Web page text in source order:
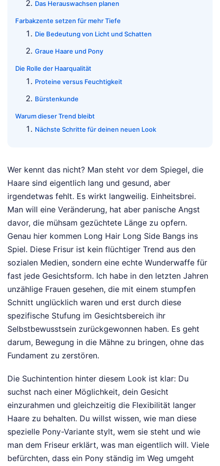
Das Herauswachsen planen
Farbakzente setzen für mehr Tiefe
Die Bedeutung von Licht und Schatten
Graue Haare und Pony
Die Rolle der Haarqualität
Proteine versus Feuchtigkeit
Bürstenkunde
Warum dieser Trend bleibt
Nächste Schritte für deinen neuen Look
Wer kennt das nicht? Man steht vor dem Spiegel, die
Haare sind eigentlich lang und gesund, aber
irgendetwas fehlt. Es wirkt langweilig. Einheitsbrei.
Man will eine Veränderung, hat aber panische Angst
davor, die mühsam gezüchtete Länge zu opfern.
Genau hier kommen Long Hair Long Side Bangs ins
Spiel. Diese Frisur ist kein flüchtiger Trend aus den
sozialen Medien, sondern eine echte Wunderwaffe für
fast jede Gesichtsform. Ich habe in den letzten Jahren
unzählige Frauen gesehen, die mit einem stumpfen
Schnitt unglücklich waren und erst durch diese
spezifische Stufung im Gesichtsbereich ihr
Selbstbewusstsein zurückgewonnen haben. Es geht
darum, Bewegung in die Mähne zu bringen, ohne das
Fundament zu zerstören.
Die Suchintention hinter diesem Look ist klar: Du
suchst nach einer Möglichkeit, dein Gesicht
einzurahmen und gleichzeitig die Flexibilität langer
Haare zu behalten. Du willst wissen, wie man diese
spezielle Pony-Variante stylt, wem sie steht und wie
man dem Friseur erklärt, was man eigentlich will. Viele
befürchten, dass ein Pony ständig im Weg umgeht